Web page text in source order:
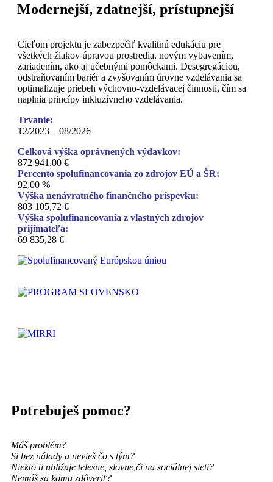
Modernejší, zdatnejší, prístupnejší
Cieľom projektu je zabezpečiť kvalitnú edukáciu pre
všetkých žiakov úpravou prostredia, novým vybavením,
zariadením, ako aj učebnými pomôckami. Desegregáciou,
odstraňovaním bariér a zvyšovaním úrovne vzdelávania sa
optimalizuje priebeh výchovno-vzdelávacej činnosti, čím sa
naplnia princípy inkluzívneho vzdelávania.
Trvanie:
12/2023 – 08/2026
Celková výška oprávnených výdavkov:
872 941,00 €
Percento spolufinancovania zo zdrojov EÚ a ŠR:
92,00 %
Výška nenávratného finančného príspevku:
803 105,72 €
Výška spolufinancovania z vlastných zdrojov
prijímateľa:
69 835,28 €
Potrebuješ pomoc?
Máš problém?
Si bez nálady a nevieš čo s tým?
Niekto ti ubližuje telesne, slovne, či na sociálnej sieti?
Nemáš sa komu zdôveriť?